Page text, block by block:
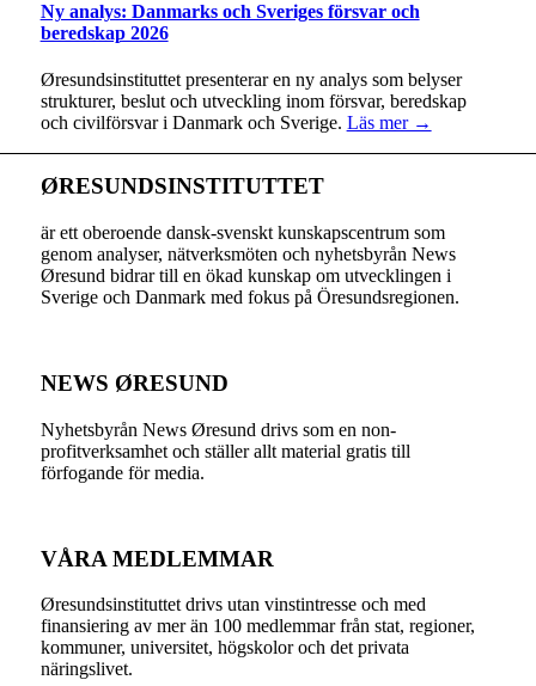
Ny analys: Danmarks och Sveriges försvar och
beredskap 2026
Øresundsinstituttet presenterar en ny analys som belyser
strukturer, beslut och utveckling inom försvar, beredskap
och civilförsvar i Danmark och Sverige. Läs mer →
ØRESUNDSINSTITUTTET
är ett oberoende dansk-svenskt kunskapscentrum som
genom analyser, nätverksmöten och nyhetsbyrån News
Øresund bidrar till en ökad kunskap om utvecklingen i
Sverige och Danmark med fokus på Öresundsregionen.
NEWS ØRESUND
Nyhetsbyrån News Øresund drivs som en non-
profitverksamhet och ställer allt material gratis till
förfogande för media.
VÅRA MEDLEMMAR
Øresundsinstituttet drivs utan vinst­intresse och med
finansiering av mer än 100 medlemmar från stat, regioner,
kommuner, universitet, högskolor och det privata
näringslivet.